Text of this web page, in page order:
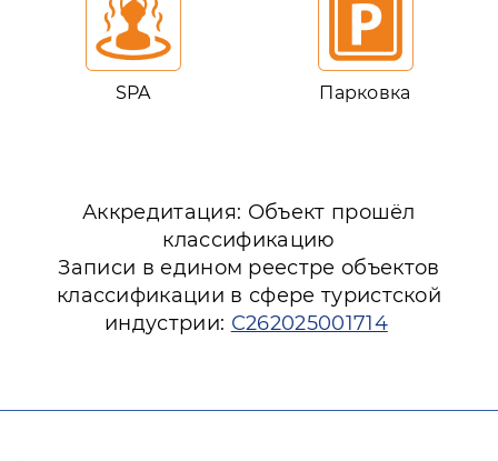
SPA Парковка
Аккредитация: Объект прошёл
классификацию
Записи в едином реестре объектов
классификации в сфере туристской
индустрии: С262025001714